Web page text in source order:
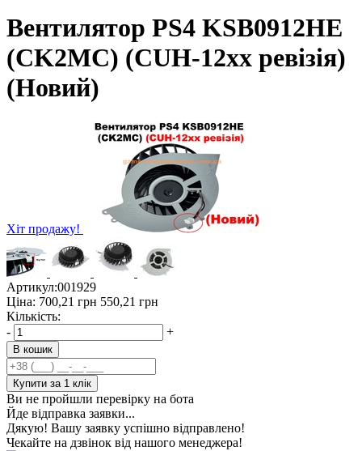
Вентилятор PS4 KSB0912HE
(CK2MC) (CUH-12хх ревізія)
(Новий)
Хіт продажу!
Артикул:001929
Ціна: 700,21 грн 550,21 грн
Кількість:
-
+
В кошик
Купити за 1 клiк
Ви не пройшли перевірку на бота
Йде відправка заявки...
Дякую! Вашу заявку успішно відправлено!
Чекайте на дзвінок від нашого менеджера!